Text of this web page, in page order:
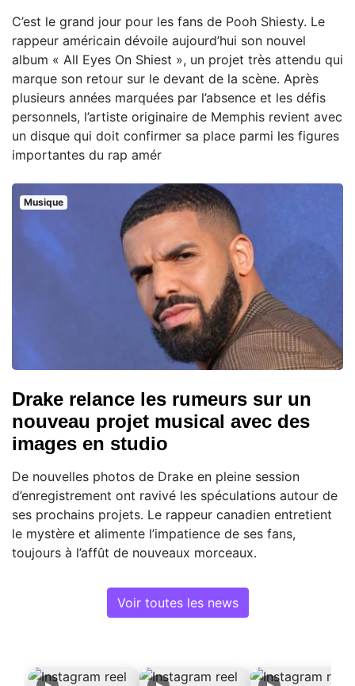
C’est le grand jour pour les fans de Pooh Shiesty. Le
rappeur américain dévoile aujourd’hui son nouvel
album « All Eyes On Shiest », un projet très attendu qui
marque son retour sur le devant de la scène. Après
plusieurs années marquées par l’absence et les défis
personnels, l’artiste originaire de Memphis revient avec
un disque qui doit confirmer sa place parmi les figures
importantes du rap amér
Musique
Drake relance les rumeurs sur un
nouveau projet musical avec des
images en studio
De nouvelles photos de Drake en pleine session
d’enregistrement ont ravivé les spéculations autour de
ses prochains projets. Le rappeur canadien entretient
le mystère et alimente l’impatience de ses fans,
toujours à l’affût de nouveaux morceaux.
Voir toutes les news